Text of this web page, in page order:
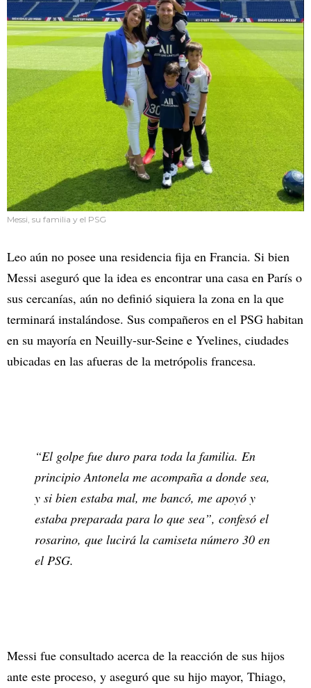
Messi, su familia y el PSG
Leo aún no posee una residencia fija en Francia. Si bien
Messi aseguró que la idea es encontrar una casa en París o
sus cercanías, aún no definió siquiera la zona en la que
terminará instalándose. Sus compañeros en el PSG habitan
en su mayoría en Neuilly-sur-Seine e Yvelines, ciudades
ubicadas en las afueras de la metrópolis francesa.
“El golpe fue duro para toda la familia. En
principio Antonela me acompaña a donde sea,
y si bien estaba mal, me bancó, me apoyó y
estaba preparada para lo que sea”, confesó el
rosarino, que lucirá la camiseta número 30 en
el PSG.
Messi fue consultado acerca de la reacción de sus hijos
ante este proceso, y aseguró que su hijo mayor, Thiago,